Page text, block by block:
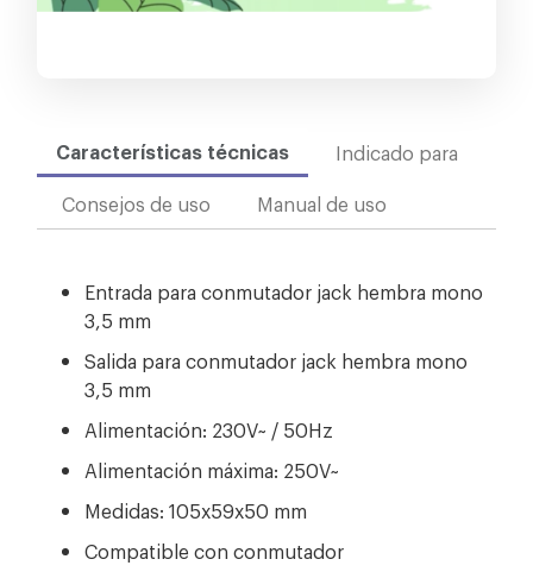
Características técnicas
Indicado para
Consejos de uso
Manual de uso
Entrada para conmutador jack hembra mono
3,5 mm
Salida para conmutador jack hembra mono
3,5 mm
Alimentación: 230V~ / 50Hz
Alimentación máxima: 250V~
Medidas: 105x59x50 mm
Compatible con conmutador